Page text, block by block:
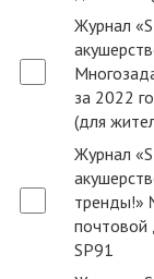
Журнал
за 2022
(для
Журнал
тренды!»
почтовой
SP91